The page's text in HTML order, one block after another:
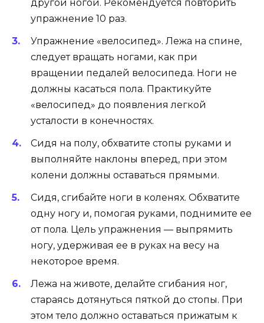
другой ногой. Рекомендуется повторить
упражнение 10 раз.
Упражнение «велосипед». Лежа на спине,
следует вращать ногами, как при
вращении педалей велосипеда. Ноги не
должны касаться пола. Практикуйте
«велосипед» до появления легкой
усталости в конечностях.
Сидя на полу, обхватите стопы руками и
выполняйте наклоны вперед, при этом
колени должны оставаться прямыми.
Сидя, сгибайте ноги в коленях. Обхватите
одну ногу и, помогая руками, поднимите ее
от пола. Цель упражнения — выпрямить
ногу, удерживая ее в руках на весу на
некоторое время.
Лежа на животе, делайте сгибания ног,
стараясь дотянуться пяткой до стопы. При
этом тело должно оставаться прижатым к